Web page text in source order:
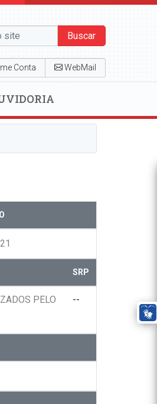
Buscar
Conta WebMail
SRP
PELO
--